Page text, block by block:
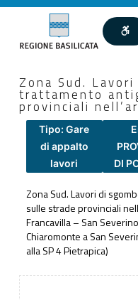
Zona Sud.
trattamento
provinciali
Tipo: Gare
di appalto
lavori
DI
Zona Sud. Lavori di
sulle strade provinciali
Francavilla – San
Chiaromonte a San
alla SP 4 Pietrapica)